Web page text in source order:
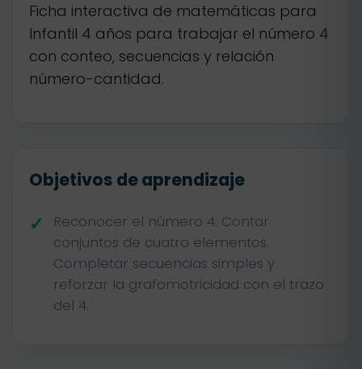
Ficha interactiva de matemáticas para
Infantil 4 años para trabajar el número 4
con conteo, secuencias y relación
número-cantidad.
Objetivos de aprendizaje
Reconocer el número 4. Contar
conjuntos de cuatro elementos.
Completar secuencias simples y
reforzar la grafomotricidad con el trazo
del 4.